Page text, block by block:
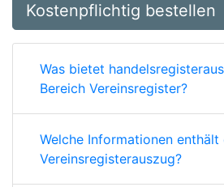
Kostenpflichtig bestellen
Was bietet
Bereich Vereinsregister?
Welche Informationen enthält
Vereinsregisterauszug?